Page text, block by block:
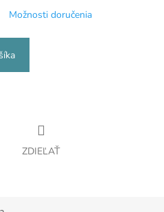
Možnosti doručenia
ZDIEĽAŤ